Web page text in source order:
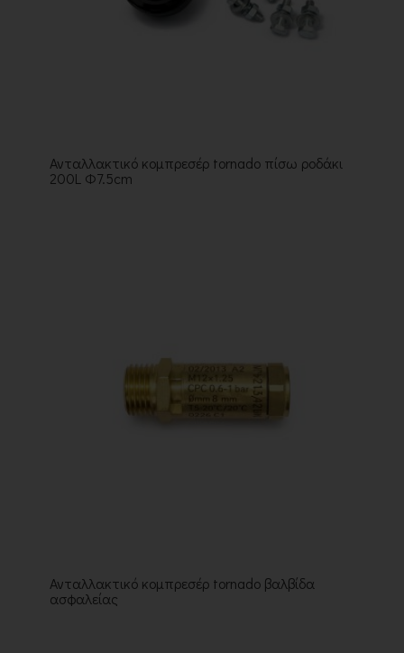
Ανταλλακτικό κομπρεσέρ tornado πίσω ροδάκι
200L Φ7.5cm
Ανταλλακτικό κομπρεσέρ tornado βαλβίδα
ασφαλείας